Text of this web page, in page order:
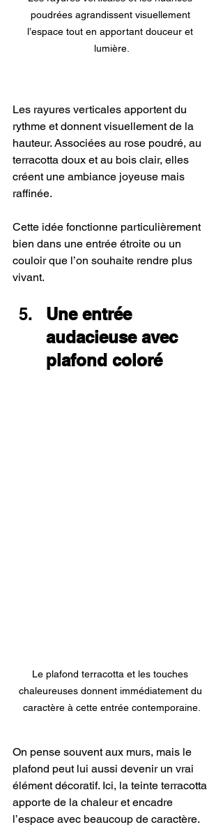
poudrées agrandissent visuellement
l’espace tout en apportant douceur et
lumière.
Les rayures verticales apportent du
rythme et donnent visuellement de la
hauteur. Associées au rose poudré, au
terracotta doux et au bois clair, elles
créent une ambiance joyeuse mais
raffinée.
Cette idée fonctionne particulièrement
bien dans une entrée étroite ou un
couloir que l’on souhaite rendre plus
vivant.
Une entrée
audacieuse avec
plafond coloré
Le plafond terracotta et les touches
chaleureuses donnent immédiatement du
caractère à cette entrée contemporaine.
On pense souvent aux murs, mais le
plafond peut lui aussi devenir un vrai
élément décoratif. Ici, la teinte terracotta
apporte de la chaleur et encadre
l’espace avec beaucoup de caractère.